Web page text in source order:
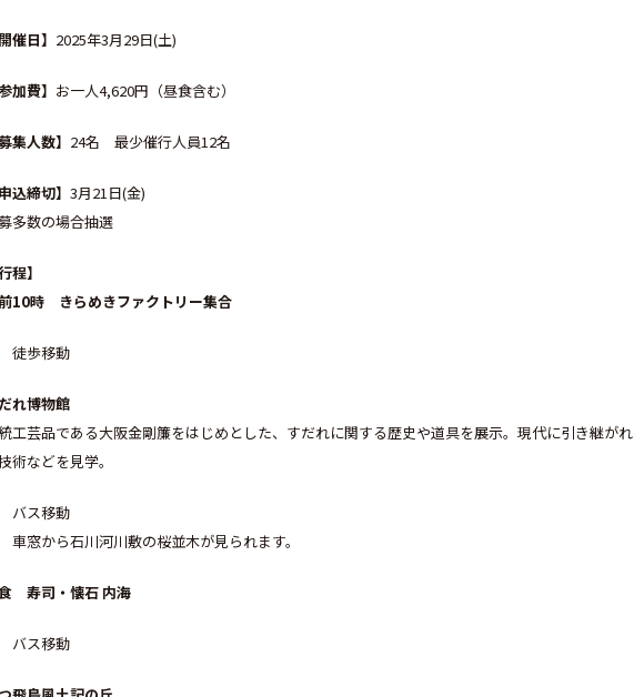
催日】 2025年3月29日(土)
加費】 お一人4,620円（昼食含む）
募集人数】 24名 最少催行人員12名
申込締切】 3月21日(金)
多数の場合抽選
程】
10時 きらめきファクトリー集合
歩移動
れ博物館
工芸品である大阪金剛簾をはじめとした、すだれに関する歴史や道具を展示。現代に引き継がれ
術などを見学。
ス移動
窓から石川河川敷の桜並木が見られます。
寿司・懐石 内海
ス移動